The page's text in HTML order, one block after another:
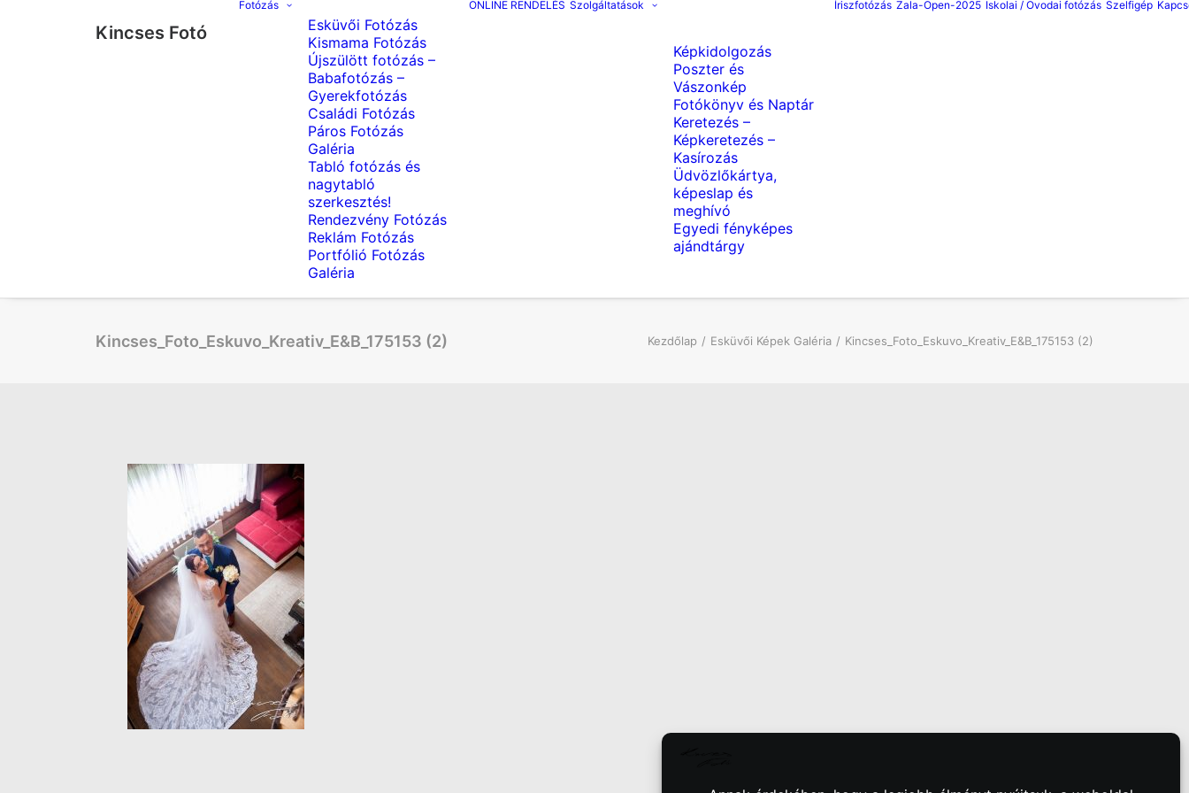
Kincses Fotó
Fotózás
Esküvői Fotózás
Kismama Fotózás
Újszülött fotózás –
Babafotózás –
Gyerekfotózás
Családi Fotózás
Páros Fotózás
Galéria
Tabló fotózás és
nagytabló
szerkesztés!
Rendezvény Fotózás
Reklám Fotózás
Portfólió Fotózás
Galéria
ONLINE RENDELÉS Szolgáltatások
Képkidolgozás
Poszter és
Vászonkép
Fotókönyv és Naptár
Keretezés –
Képkeretezés –
Kasírozás
Üdvözlőkártya,
képeslap és
meghívó
Egyedi fényképes
ajándtárgy
Íriszfotózás Zala-Open-2025 Iskolai / Ovodai fotózás Szelfigép
Kincses_Foto_Eskuvo_Kreativ_E&B_175153 (2) Kezdőlap Esküvői Képek Galéria Kincses_Foto_Eskuvo_Kreativ_E&B_175153 (2)